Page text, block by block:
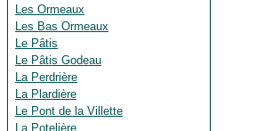
Les Ormeaux
Les Bas Ormeaux
Le Pâtis
Le Pâtis Godeau
La Perdrière
La Plardière
Le Pont de la Villette
La Potelière